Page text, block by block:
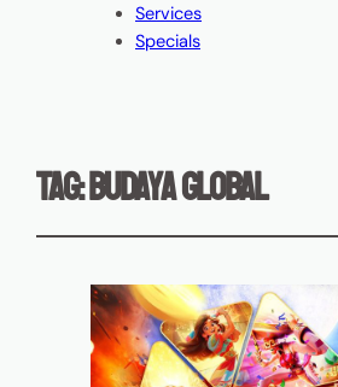
Services
Specials
Tag:budaya global